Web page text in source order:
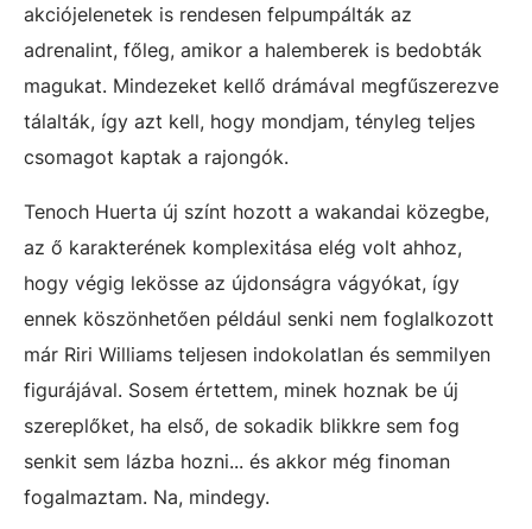
akciójelenetek is rendesen felpumpálták az
adrenalint, főleg, amikor a halemberek is bedobták
magukat. Mindezeket kellő drámával megfűszerezve
tálalták, így azt kell, hogy mondjam, tényleg teljes
csomagot kaptak a rajongók.
Tenoch Huerta új színt hozott a wakandai közegbe,
az ő karakterének komplexitása elég volt ahhoz,
hogy végig lekösse az újdonságra vágyókat, így
ennek köszönhetően például senki nem foglalkozott
már Riri Williams teljesen indokolatlan és semmilyen
figurájával. Sosem értettem, minek hoznak be új
szereplőket, ha első, de sokadik blikkre sem fog
senkit sem lázba hozni... és akkor még finoman
fogalmaztam. Na, mindegy.